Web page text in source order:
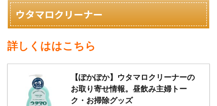
ウタマロクリーナー
詳しくははこちら
【ぽかぽか】ウタマロクリーナーの
お取り寄せ情報。昼飲み主婦トー
ク・お掃除グッズ